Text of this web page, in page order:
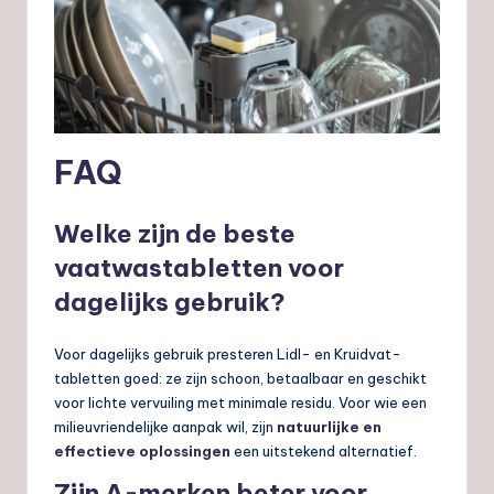
FAQ
Welke zijn de beste
vaatwastabletten voor
dagelijks gebruik?
Voor dagelijks gebruik presteren Lidl- en Kruidvat-
tabletten goed: ze zijn schoon, betaalbaar en geschikt
voor lichte vervuiling met minimale residu. Voor wie een
milieuvriendelijke aanpak wil, zijn natuurlijke en
effectieve oplossingen een uitstekend alternatief.